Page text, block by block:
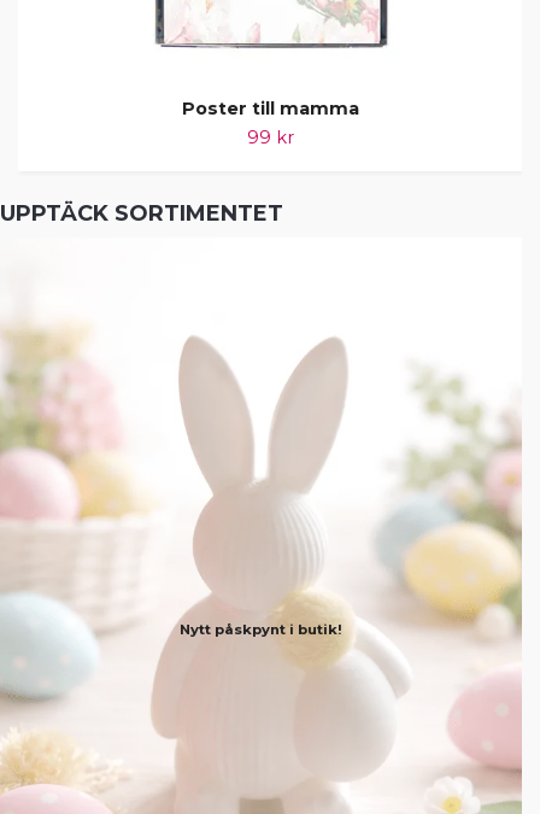
UPPTÄCK SORTIMENTET
Nytt påskpynt i butik!
Poster till mamma
99 kr